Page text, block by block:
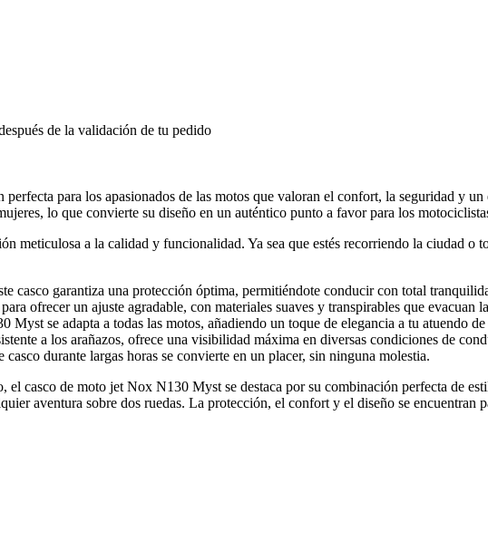
de la validación de tu pedido
para los apasionados de las motos que valoran el confort, la seguridad y
lo que convierte su diseño en un auténtico punto a favor para los
meticulosa a la calidad y funcionalidad. Ya sea que estés recorriendo la ciudad o
casco garantiza una protección óptima, permitiéndote conducir con total
ofrecer un ajuste agradable, con materiales suaves y transpirables que evacuan
Myst se adapta a todas las motos, añadiendo un toque de elegancia a tu atuendo
a los arañazos, ofrece una visibilidad máxima en diversas condiciones de
casco durante largas horas se convierte en un placer, sin ninguna molestia.
el casco de moto jet Nox N130 Myst se destaca por su combinación perfecta de
aventura sobre dos ruedas. La protección, el confort y el diseño se encuentran